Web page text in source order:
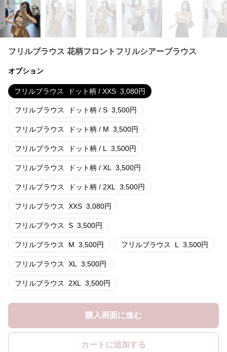
フリルブラウス 花柄フロントフリルシアーブラウス
オプション
フリルブラウス ドット柄 / XXS 3,080円
フリルブラウス ドット柄 / S 3,500円
フリルブラウス ドット柄 / M 3,500円
フリルブラウス ドット柄 / L 3,500円
フリルブラウス ドット柄 / XL 3,500円
フリルブラウス ドット柄 / 2XL 3,500円
フリルブラウス XXS 3,080円
フリルブラウス S 3,500円
フリルブラウス M 3,500円 フリルブラウス L 3,500円
フリルブラウス XL 3,500円
フリルブラウス 2XL 3,500円
購入画面に進む
カートに追加する